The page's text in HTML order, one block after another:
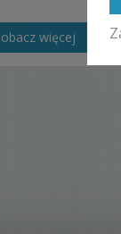
więcej